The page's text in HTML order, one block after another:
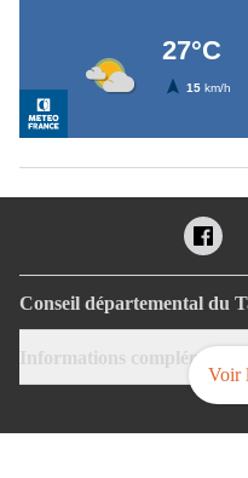
Voir
Conseil départemental du
Informations